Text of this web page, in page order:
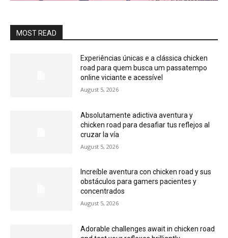
MOST READ
Experiências únicas e a clássica chicken
road para quem busca um passatempo
online viciante e acessível
August 5, 2026
Absolutamente adictiva aventura y
chicken road para desafiar tus reflejos al
cruzar la vía
August 5, 2026
Increíble aventura con chicken road y sus
obstáculos para gamers pacientes y
concentrados
August 5, 2026
Adorable challenges await in chicken road